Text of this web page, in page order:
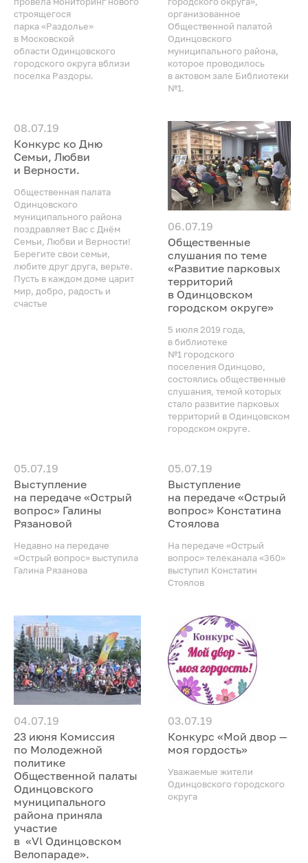
строящегося
парка «Раздолье»
в Московской
области Одинцовского
городского округа вблизи
поселка Раздоры.
организованное
Общественной палатой
Одинцовского
муниципального района,
которое проводилось
в актовом зале Библиотеки
№1.
08.07.19
Конкурс ко Дню
Семьи, Любви
и Верности.
Общественная палата
Одинцовского
муниципального района
поздравляет Вас с Днём
Семьи, Любви и Верности!
Берегите свои семьи,
любите друг друга, верьте.
Пусть в каждом доме царит
мир, добро, радость и
счастье
06.07.19
Общественные
слушания по теме
«Развитие парковых
территорий
в Одинцовском
городском округе»
5 июля 2019 года,
в библиотеке
№1 городского
поселения Одинцово,
состоялись общественные
слушания, темой которых
стало развитие парковых
территорий в Одинцовском
городском округе.
05.07.19
Выступление
на передаче «Острый
вопрос» Галины
Рязановой
Недавно на передаче
«Острый вопрос» выступила
Галина Рязанова
05.07.19
Выступление
на передаче «Острый
вопрос» Констатина
Стоялова
На передаче «Острый
вопрос» телеканала «360»
выступил Констатин
Стоялов
04.07.19
23 июня Комиссия
по Молодежной
политике
Общественной палаты
Одинцовского
муниципального
района приняла
участие
в «Vl Одинцовском
Велопараде».
03.07.19
Конкурс «Мой двор —
моя гордость»
Уважаемые жители
Одинцовского городского
округа